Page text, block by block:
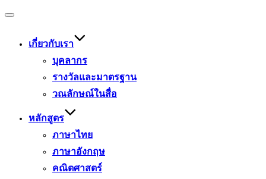
Toggle
เกี่ยวกับเรา
บุคลากร
รางวัลและมาตรฐาน
วณลักษณ์ในสื่อ
หลักสูตร
ภาษาไทย
ภาษาอังกฤษ
คณิตศาสตร์